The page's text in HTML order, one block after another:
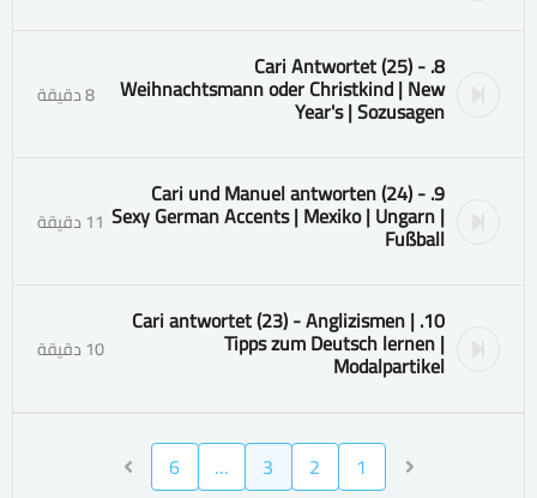
8. Cari Antwortet (25) -
Weihnachtsmann oder Christkind | New
Year's | Sozusagen 8 دقيقة
9. Cari und Manuel antworten (24) -
Sexy German Accents | Mexiko | Ungarn |
Fußball 11 دقيقة
10. Cari antwortet (23) - Anglizismen |
Tipps zum Deutsch lernen |
Modalpartikel 10 دقيقة
1
2
3
…
6